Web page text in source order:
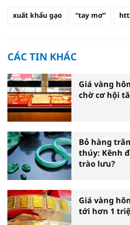
xuất khẩu gạo “tay mơ”
CÁC TIN KHÁC
Giá vàng
chờ cơ hội
Bỏ hàng
thúy: Kênh
trào lưu?
Giá vàng
tới hơn 1